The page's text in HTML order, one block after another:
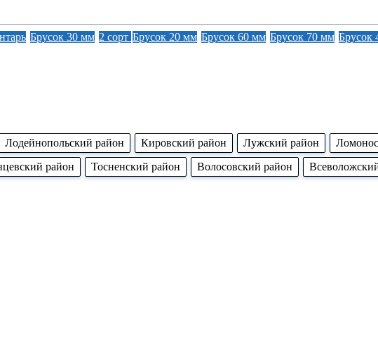
Брусок 30 мм 2 сорт Брусок 20 мм Брусок 60 мм Брусок 70 мм Брусок
Лодейнопольский район Кировский район Лужский район
район Тосненский район Волосовский район